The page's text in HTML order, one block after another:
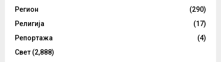
Регион
(290)
Религија
(17)
Репортажа
(4)
Свет (2,888)